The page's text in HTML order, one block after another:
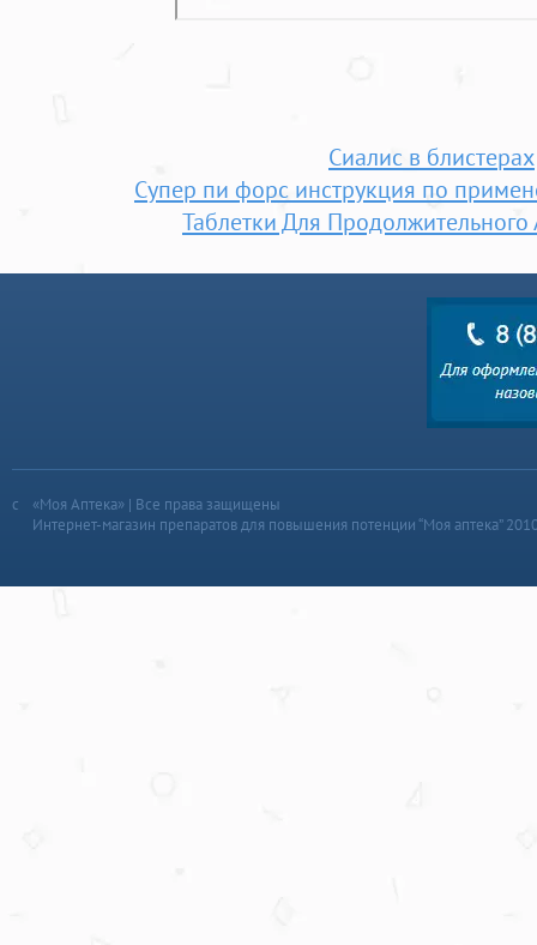
Сиалис в блистерах
Супер пи форс инструкция по
Таблетки Для Продолжительного
«Моя Аптека» | Все права защищены
Интернет-магазин препаратов для повышения потенции “Моя аптека”